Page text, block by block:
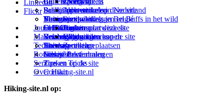
LinkedIn
Flickr
Jouw Hiking-site.nl
Schrijfblok-artikelen
Virtuele exposities
Fotoalbums
Materialen: kiezen en kopen
Buitensportwinkels in Nederland
Buitensportwinkels in Belgié
Online buitensportwinkels
Reisboekhandels
Technieken
Navigatie
EHBO
Verzorging
Thema-artikelen
Routes en Bestemmingen
Paalkamperen
Thema-artikelen
Andorra
Catalonië
Zweden
Schrijfblokverhalen
Service
Buitensportvacatures
Buitensportstageplaatsen
Links
Tips en Tricks
Over Hiking-site.nl
Adverteren op deze site
Summit-vlaggen en Buffs in het wild
Linken naar deze site
Wijzigingen aan de site
Sitemap
Nieuwsbrief
Zoeken op de site
Contact
Hiking-site.nl op: